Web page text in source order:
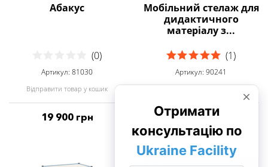
Абакус
(0)
Артикул: 81030
Відправити товар у кошик
19 900 грн
Мобільний стелаж для
дидактичного
матеріалу з...
(1)
Артикул: 90241
19 800 грн